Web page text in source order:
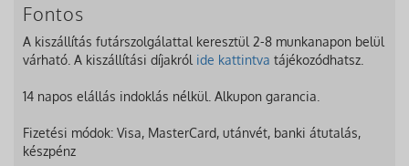
Fontos
A kiszállítás futárszolgálattal keresztül 2-8 munkanapon belül
várható. A kiszállítási díjakról ide kattintva tájékozódhatsz.
14 napos elállás indoklás nélkül. Alkupon garancia.
Fizetési módok: Visa, MasterCard, utánvét, banki átutalás,
készpénz